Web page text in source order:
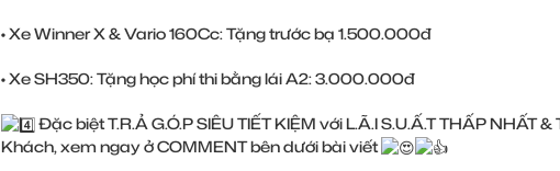
• Xe Winner X & Vario 160Cc: Tặng trước bạ 1.500.000đ
• Xe SH350: Tặng học phí thi bằng lái A2: 3.000.000đ
Đặc biệt T.R.Ả G.Ó.P SIÊU TIẾT KIỆM với L.Ã.I S.U.Ấ.T THẤP NHẤT
Khách, xem ngay ở COMMENT bên dưới bài viết